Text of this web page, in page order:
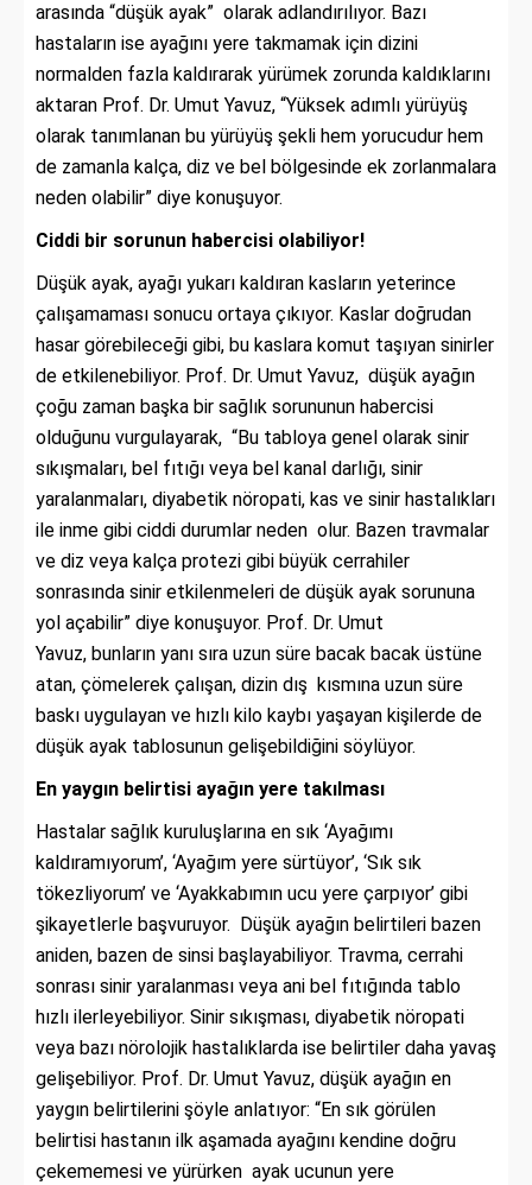
arasında “düşük ayak” olarak adlandırılıyor. Bazı
hastaların ise ayağını yere takmamak için dizini
normalden fazla kaldırarak yürümek zorunda kaldıklarını
aktaran Prof. Dr. Umut Yavuz, “Yüksek adımlı yürüyüş
olarak tanımlanan bu yürüyüş şekli hem yorucudur hem
de zamanla kalça, diz ve bel bölgesinde ek zorlanmalara
neden olabilir” diye konuşuyor.
Ciddi bir sorunun habercisi olabiliyor!
Düşük ayak, ayağı yukarı kaldıran kasların yeterince
çalışamaması sonucu ortaya çıkıyor. Kaslar doğrudan
hasar görebileceği gibi, bu kaslara komut taşıyan sinirler
de etkilenebiliyor. Prof. Dr. Umut Yavuz, düşük ayağın
çoğu zaman başka bir sağlık sorununun habercisi
olduğunu vurgulayarak, “Bu tabloya genel olarak sinir
sıkışmaları, bel fıtığı veya bel kanal darlığı, sinir
yaralanmaları, diyabetik nöropati, kas ve sinir hastalıkları
ile inme gibi ciddi durumlar neden olur. Bazen travmalar
ve diz veya kalça protezi gibi büyük cerrahiler
sonrasında sinir etkilenmeleri de düşük ayak sorununa
yol açabilir” diye konuşuyor. Prof. Dr. Umut
Yavuz, bunların yanı sıra uzun süre bacak bacak üstüne
atan, çömelerek çalışan, dizin dış kısmına uzun süre
baskı uygulayan ve hızlı kilo kaybı yaşayan kişilerde de
düşük ayak tablosunun gelişebildiğini söylüyor.
En yaygın belirtisi ayağın yere takılması
Hastalar sağlık kuruluşlarına en sık ‘Ayağımı
kaldıramıyorum’, ‘Ayağım yere sürtüyor’, ‘Sık sık
tökezliyorum’ ve ‘Ayakkabımın ucu yere çarpıyor’ gibi
şikayetlerle başvuruyor.
Düşük ayağın belirtileri bazen
aniden, bazen de sinsi başlayabiliyor. Travma, cerrahi
sonrası sinir yaralanması veya ani bel fıtığında tablo
hızlı ilerleyebiliyor. Sinir sıkışması, diyabetik nöropati
veya bazı nörolojik hastalıklarda ise belirtiler daha yavaş
gelişebiliyor. Prof. Dr. Umut Yavuz, düşük ayağın en
yaygın belirtilerini şöyle anlatıyor: “En sık görülen
belirtisi hastanın ilk aşamada ayağını kendine doğru
çekememesi ve yürürken ayak ucunun yere